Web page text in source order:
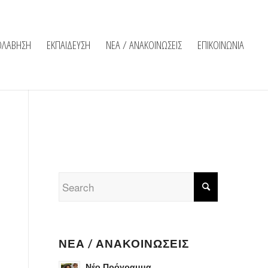
ΕΚΠΑΙΔΕΥΣΗ ΝΕΑ / ΑΝΑΚΟΙΝΩΣΕΙΣ ΕΠΙΚΟΙΝΩΝΙΑ
ΝΈΑ / ΑΝΑΚΟΙΝΏΣΕΙΣ